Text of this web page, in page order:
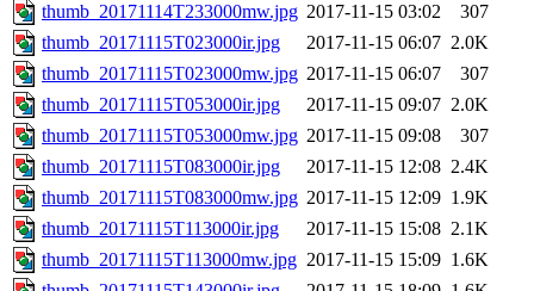
thumb_20171114T233000mw.jpg 2017-11-15 03:02
307
thumb_20171115T023000ir.jpg
2017-11-15 06:07 2.0K
thumb_20171115T023000mw.jpg 2017-11-15 06:07
307
thumb_20171115T053000ir.jpg
2017-11-15 09:07 2.0K
thumb_20171115T053000mw.jpg 2017-11-15 09:08
307
thumb_20171115T083000ir.jpg
2017-11-15 12:08 2.4K
thumb_20171115T083000mw.jpg 2017-11-15 12:09 1.9K
thumb_20171115T113000ir.jpg
2017-11-15 15:08 2.1K
thumb_20171115T113000mw.jpg 2017-11-15 15:09 1.6K